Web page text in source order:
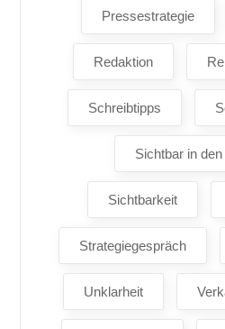
Pressestrategie
Redaktion
Schreibtipps
Sichtbar in
Sichtbarkeit
Strategiegespräch
Unklarheit